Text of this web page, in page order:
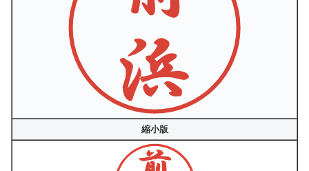
縮小版